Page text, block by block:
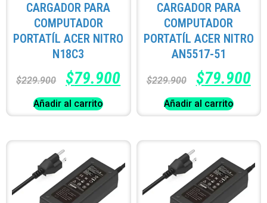
CARGADOR PARA
COMPUTADOR
PORTATÍL ACER NITRO
N18C3
$229.900 $79.900
Añadir al carrito
CARGADOR PARA
COMPUTADOR
PORTATÍL ACER NITRO
AN5517-51
$229.900 $79.900
Añadir al carrito